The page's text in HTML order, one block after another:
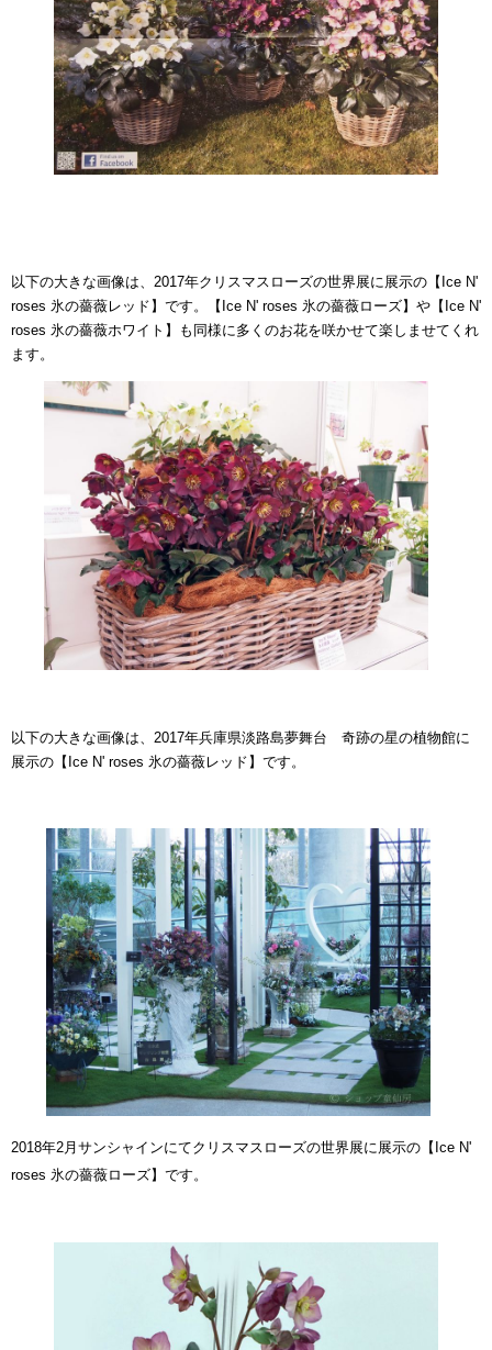
以下の大きな画像は、2017年クリスマスローズの世界展に展示の【Ice N'
roses 氷の薔薇レッド】です。【Ice N' roses 氷の薔薇ローズ】や【Ice N'
roses 氷の薔薇ホワイト】も同様に多くのお花を咲かせて楽しませてくれ
ます。
以下の大きな画像は、2017年兵庫県淡路島夢舞台 奇跡の星の植物館に
展示の【Ice N' roses 氷の薔薇レッド】です。
2018年2月サンシャインにてクリスマスローズの世界展に展示の 【Ice N'
roses 氷の薔薇ローズ】 です。